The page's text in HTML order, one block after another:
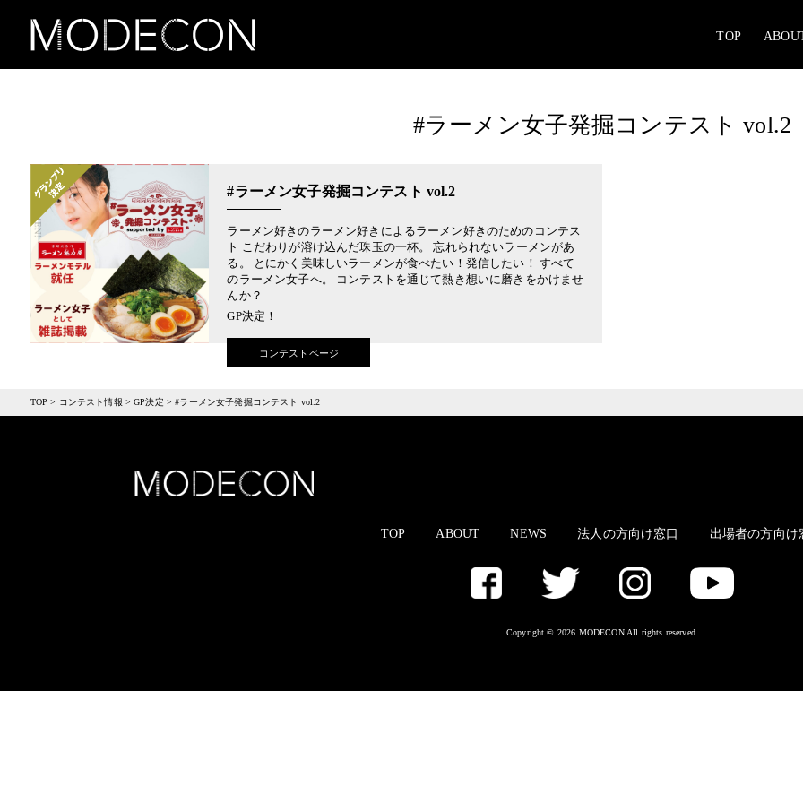
TOP
#ラーメン女子発掘コンテスト vol.2
#ラーメン女子発掘コンテスト vol.2
ラーメン好きのラーメン好きによるラーメン好きのためのコンテス
ト こだわりが溶け込んだ珠玉の一杯。 忘れられないラーメンがあ
る。 とにかく美味しいラーメンが食べたい！発信したい！ すべて
のラーメン女子へ。 コンテストを通じて熱き想いに磨きをかけませ
んか？
GP決定！
コンテストページ
TOP > コンテスト情報 >GP決定 >#ラーメン女子発掘コンテスト vol.2
TOP ABOUT NEWS 法人の方向け窓口 出場者の方向け
Copyright © 2026 MODECON All rights reserved.